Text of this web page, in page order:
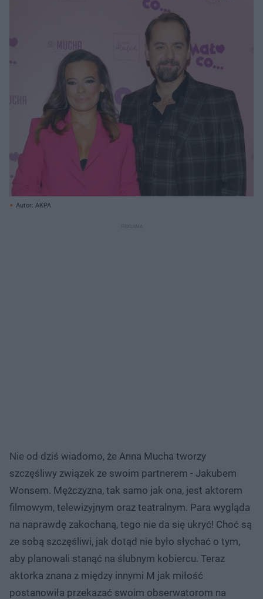
Autor: AKPA
Nie od dziś wiadomo, że Anna Mucha tworzy
szczęśliwy związek ze swoim partnerem - Jakubem
Wonsem. Mężczyzna, tak samo jak ona, jest aktorem
filmowym, telewizyjnym oraz teatralnym. Para wygląda
na naprawdę zakochaną, tego nie da się ukryć! Choć są
ze sobą szczęśliwi, jak dotąd nie było słychać o tym,
aby planowali stanąć na ślubnym kobiercu. Teraz
aktorka znana z między innymi M jak miłość
postanowiła przekazać swoim obserwatorom na